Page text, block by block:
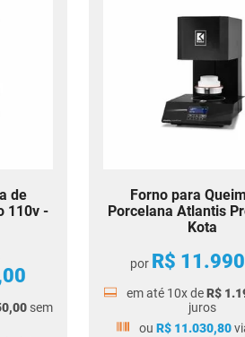
de
110v -
00
,00 sem
Forno para
Porcelana Atlantis
Kota
por R$ 11 .990
em até 10x deR$ 1.
juros
ou R$ 11.030,80